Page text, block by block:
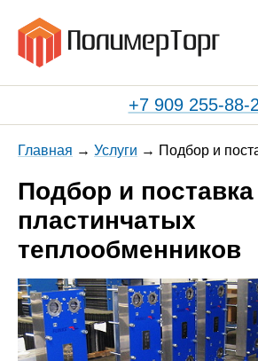
+7 909 255-88-
Главная Услуги Подбор и
Подбор и поставка
пластинчатых
теплообменников